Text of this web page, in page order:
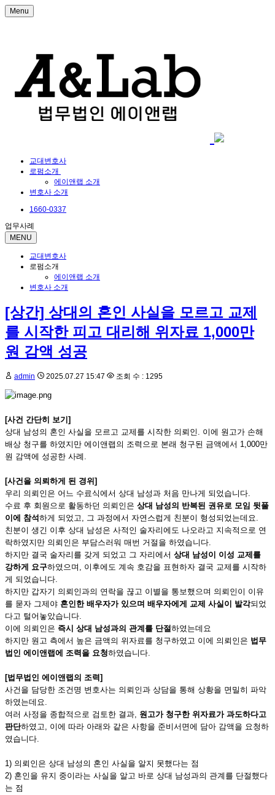
Menu
교대변호사
로펌소개
에이앤랩 소개
변호사 소개
1660-0337
업무사례
MENU
교대변호사
로펌소개
에이앤랩 소개
변호사 소개
[상간] 상대의 혼인 사실을 모르고 교제
를 시작한 피고 대리해 위자료 1,000만
원 감액 성공
admin 2025.07.27 15:47 조회 수 : 1295
[사건 간단히 보기]
상대 남성의 혼인 사실을 모르고 교제를 시작한 의뢰인. 이에 원고가 손해
배상 청구를 하였지만 에이앤랩의 조력으로 본래 청구된 금액에서 1,000만
원 감액에 성공한 사례.
[사건을 의뢰하게 된 경위]
우리 의뢰인은 어느 수료식에서 상대 남성과 처음 만나게 되었습니다.
수료 후 회원으로 활동하던 의뢰인은 상대 남성의 반복된 권유로 모임 뒷풀
이에 참석 하게 되었고, 그 과정에서 자연스럽게 친분이 형성되었는데요.
친분이 생긴 이후 상대 남성은 사적인 술자리에도 나오라고 지속적으로 연
락하였지만 의뢰인은 부담스러워 매번 거절을 하였습니다.
하지만 결국 술자리를 갖게 되었고 그 자리에서 상대 남성이 이성 교제를
강하게 요구하였으며, 이후에도 계속 호감을 표현하자 결국 교제를 시작하
게 되었습니다.
하지만 갑자기 의뢰인과의 연락을 끊고 이별을 통보했으며 의뢰인이 이유
를 묻자 그제야 혼인한 배우자가 있으며 배우자에게 교제 사실이 발각되었
다고 털어놓았습니다.
이에 의뢰인은 즉시 상대 남성과의 관계를 단절하였는데요
하지만 원고 측에서 높은 금액의 위자료를 청구하였고 이에 의뢰인은 법무
법인 에이앤랩에 조력을 요청하였습니다.
[법무법인 에이앤랩의 조력]
사건을 담당한 조건명 변호사는 의뢰인과 상담을 통해 상황을 면밀히 파악
하였는데요.
여러 사정을 종합적으로 검토한 결과, 원고가 청구한 위자료가 과도하다고
판단하였고, 이에 따라 아래와 같은 사항을 준비서면에 담아 감액을 요청하
였습니다.
1) 의뢰인은 상대 남성의 혼인 사실을 알지 못했다는 점
2) 혼인을 유지 중이라는 사실을 알고 바로 상대 남성과의 관계를 단절했다
는 점